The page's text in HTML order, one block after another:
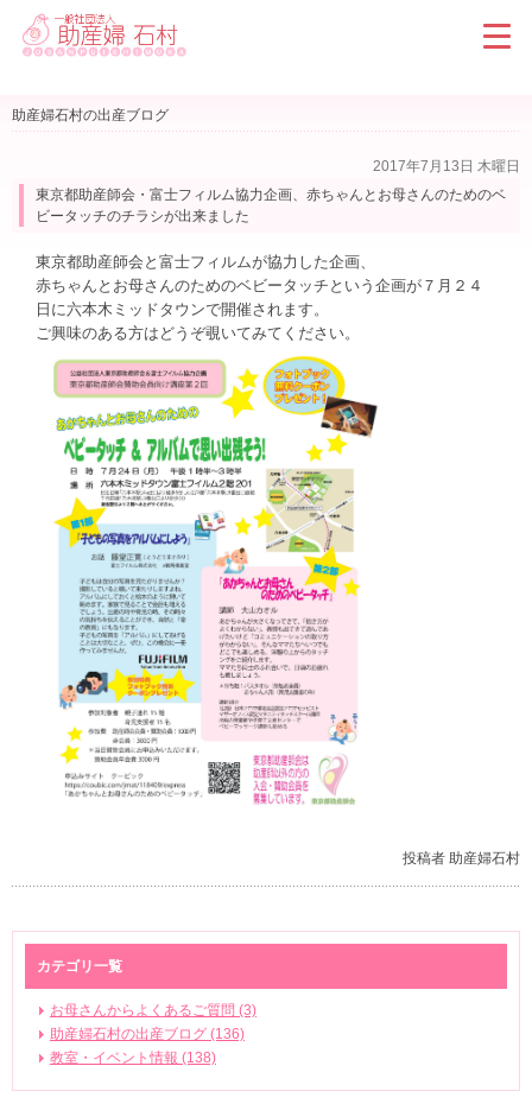
助産婦石村の出産ブログ
2017年7月13日 木曜日
東京都助産師会・富士フィルム協力企画、赤ちゃんとお母さんのためのベ
ビータッチのチラシが出来ました
東京都助産師会と富士フィルムが協力した企画、
赤ちゃんとお母さんのためのベビータッチという企画が７月２４
日に六本木ミッドタウンで開催されます。
ご興味のある方はどうぞ覗いてみてください。
投稿者 助産婦石村
カテゴリ一覧
お母さんからよくあるご質問 (3)
助産婦石村の出産ブログ (136)
教室・イベント情報 (138)